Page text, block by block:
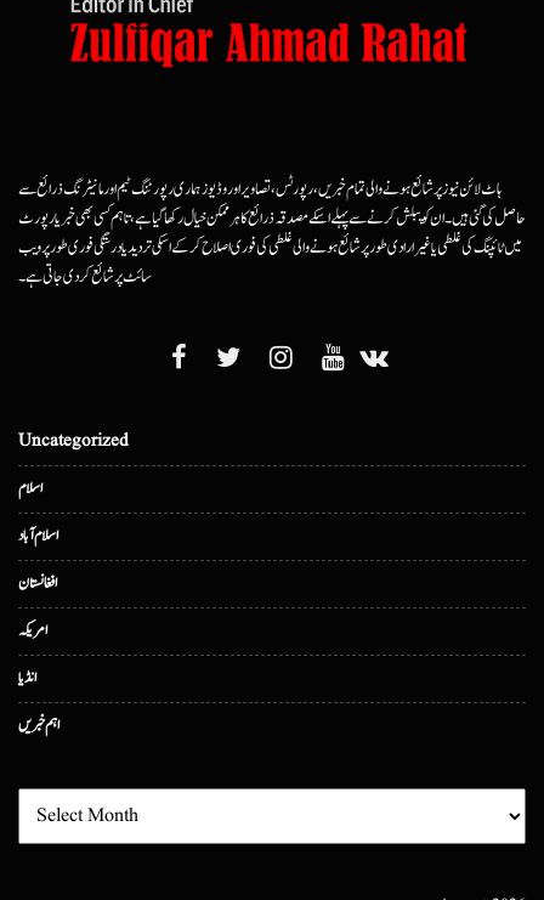
ہاٹ لائن نیوز پر شائع ہونے والی تمام خبریں، رپورٹس، تصاویر اور وڈیوز ہماری رپورٹنگ ٹیم اور مانیٹرنگ ذرائع سے
حاصل کی گئی ہیں۔ ان کو پبلش کرنے سے پہلے اسکے مصدقہ ذرائع کا ہرممکن خیال رکھا گیا ہے، تاہم کسی بھی خبر یا رپورٹ
میں ٹائپنگ کی غلطی یا غیرارادی طور پر شائع ہونے والی غلطی کی فوری اصلاح کرکے اسکی تردید یا درستگی فوری طور پر ویب
سائٹ پر شائع کردی جاتی ہے۔
Uncategorized
اسلام
اسلام آباد
افغانستان
امریکہ
انڈیا
اہم خبریں